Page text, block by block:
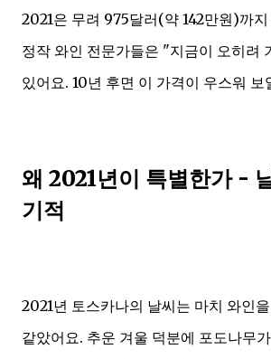
2021은 무려 975달러(약 142만원)까
정작 와인 전문가들은 "지금이 오히려
있어요. 10년 후면 이 가격이 우스워 보
왜 2021년이 특별한가 -
기적
2021년 토스카나의 날씨는 마치 와인
같았어요. 추운 겨울 덕분에 포도나무